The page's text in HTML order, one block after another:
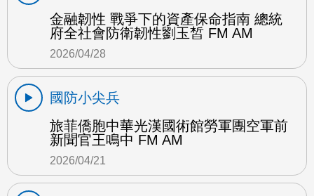
金融韌性 戰爭下的資產保命指南 總統
府全社會防衛韌性劉玉皙 FM AM
2026/04/28
國防小尖兵
旅菲僑胞中華光漢國術館勞軍團空軍前
新聞官王鳴中 FM AM
2026/04/21